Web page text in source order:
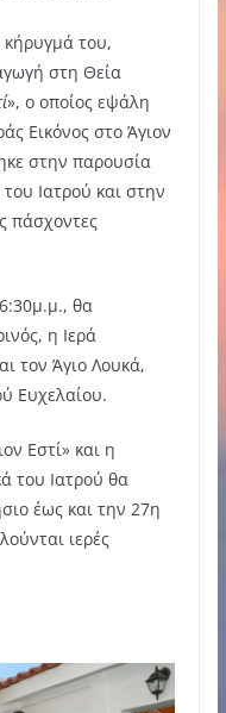
του,
στη Θεία
», ο οποίος εψάλη
Εικόνος στο Άγιον
στην παρουσία
Ιατρού και στην
πάσχοντες
θα
η Ιερά
τον Άγιο Λουκά,
Ευχελαίου.
Εστί» και η
του Ιατρού θα
έως και την 27η
ιερές